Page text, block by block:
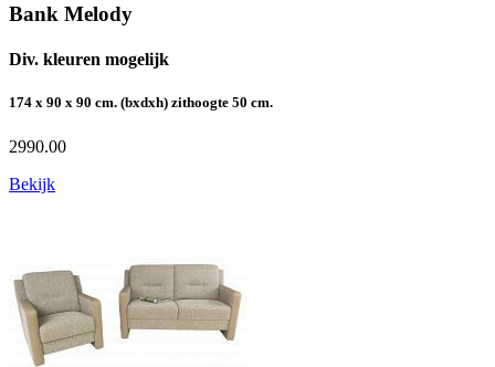
Bank Melody
Div. kleuren mogelijk
174 x 90 x 90 cm. (bxdxh) zithoogte 50 cm.
2990.00
Bekijk